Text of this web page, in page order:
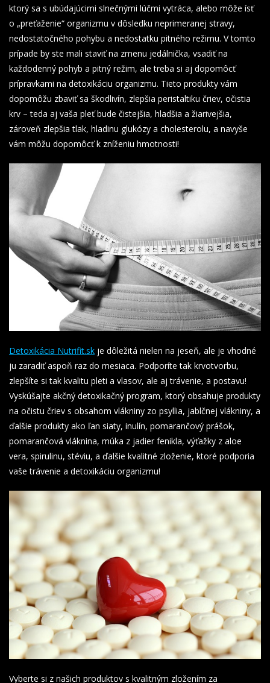
ktorý sa s ubúdajúcimi slnečnými lúčmi vytráca, alebo môže ísť
o „preťaženie“ organizmu v dôsledku neprimeranej stravy,
nedostatočného pohybu a nedostatku pitného režimu. V tomto
prípade by ste mali staviť na zmenu jedálnička, vsadiť na
každodenný pohyb a pitný režim, ale treba si aj dopomôcť
prípravkami na detoxikáciu organizmu. Tieto produkty vám
dopomôžu zbaviť sa škodlivín, zlepšia peristaltiku čriev, očistia
krv – teda aj vaša pleť bude čistejšia, hladšia a žiarivejšia,
zároveň zlepšia tlak, hladinu glukózy a cholesterolu, a navyše
vám môžu dopomôcť k zníženiu hmotnosti!
Detoxikácia Nutrifit.sk je dôležitá nielen na jeseň, ale je vhodné
ju zaradiť aspoň raz do mesiaca. Podporíte tak krvotvorbu,
zlepšíte si tak kvalitu pleti a vlasov, ale aj trávenie, a postavu!
Vyskúšajte akčný detoxikačný program, ktorý obsahuje produkty
na očistu čriev s obsahom vlákniny zo psyllia, jablčnej vlákniny, a
ďalšie produkty ako ľan siaty, inulín, pomarančový prášok,
pomarančová vláknina, múka z jadier fenikla, výťažky z aloe
vera, spirulinu, stéviu, a ďalšie kvalitné zloženie, ktoré podporia
vaše trávenie a detoxikáciu organizmu!
Vyberte si z našich produktov s kvalitným zložením za